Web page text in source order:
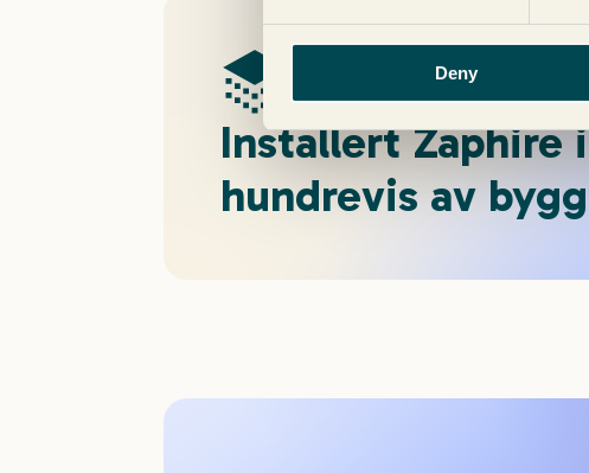
Deny
Installert Zaphire i
hundrevis av bygg